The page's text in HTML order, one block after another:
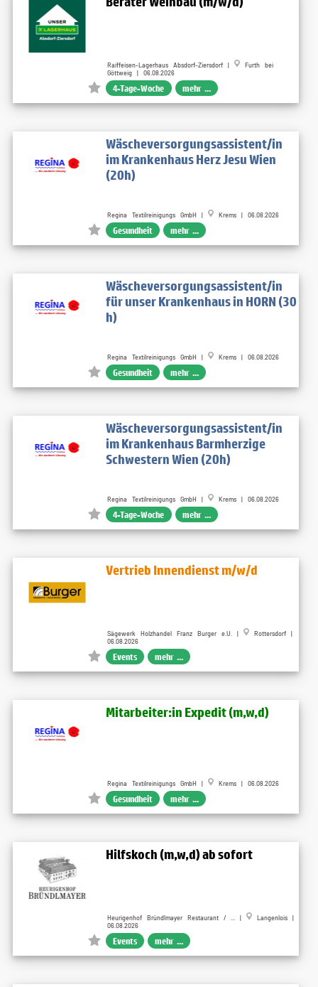
Raiffeisen-Lagerhaus Absdorf-Ziersdorf |
Furth bei
Göttweig | 06.08.2026
4-Tage-Woche mehr ...
Wäscheversorgungsassistent/in
im Krankenhaus Herz Jesu Wien
(20h)
Regina Textilreinigungs GmbH | Krems | 06.08.2026
Gesundheit mehr ...
Wäscheversorgungsassistent/in
für unser Krankenhaus in HORN (30
h)
Regina Textilreinigungs GmbH | Krems | 06.08.2026
Gesundheit mehr ...
Wäscheversorgungsassistent/in
im Krankenhaus Barmherzige
Schwestern Wien (20h)
Regina Textilreinigungs GmbH | Krems | 06.08.2026
4-Tage-Woche mehr ...
Vertrieb Innendienst m/w/d
Sägewerk Holzhandel Franz Burger e.U. |
Rottersdorf |
06.08.2026
Events mehr ...
Mitarbeiter:in Expedit (m,w,d)
Regina Textilreinigungs GmbH | Krems | 06.08.2026
Gesundheit mehr ...
Hilfskoch (m,w,d) ab sofort
Heurigenhof Bründlmayer Restaurant / ... |
Langenlois |
06.08.2026
Events mehr ...